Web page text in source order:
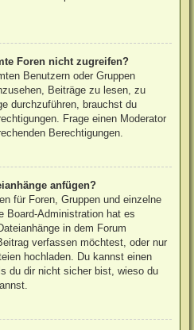
Foren nicht zugreifen?
Benutzern oder Gruppen
Beiträge zu lesen, zu
durchzuführen, brauchst du
Frage einen Moderator
Berechtigungen.
anfügen?
für Foren, Gruppen und einzelne
Board-Administration hat es
in dem Forum
verfassen möchtest, oder nur
hochladen. Du kannst einen
du dir nicht sicher bist, wieso du